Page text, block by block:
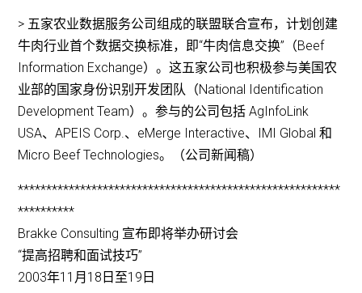
> 五家农业数据服务公司组成的联盟联合宣布，计划创建
牛肉行业首个数据交换标准，即“牛肉信息交换”（Beef
Information Exchange）。这五家公司也积极参与美国农
业部的国家身份识别开发团队（National Identification
Development Team）。参与的公司包括 AgInfoLink
USA、APEIS Corp.、eMerge Interactive、IMI Global 和
Micro Beef Technologies。（公司新闻稿）
*********************************************************
**********
Brakke Consulting 宣布即将举办研讨会
“提高招聘和面试技巧”
2003年11月18日至19日